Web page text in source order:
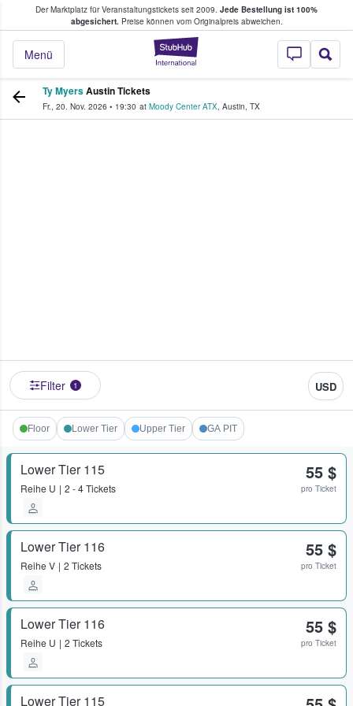
Der Marktplatz für Veranstaltungstickets seit 2009. Jede Bestellung ist 100%
abgesichert.Preise können vom Originalpreis abweichen.
StubHub - Wo
Menü
Tickets kaufen & verkaufen
Ty MyersAustin Tickets
Fr., 20. Nov. 2026 • 19:30 at Moody Center ATX, Austin, TX
Filter 1 USD
Floor Lower Tier Upper Tier GA PIT
Lower Tier 115
Reihe U 2 - 4 Tickets
55 $
pro Ticket
Lower Tier 116
Reihe V 2 Tickets
55 $
pro Ticket
Lower Tier 116
Reihe U 2 Tickets
55 $
pro Ticket
Lower Tier 115